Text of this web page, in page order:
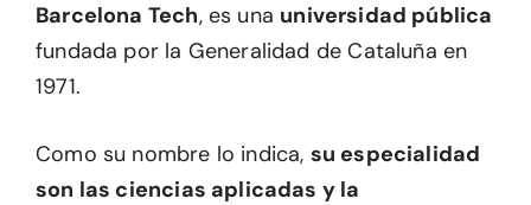
Barcelona Tech, es una universidad pública
fundada por la Generalidad de Cataluña en
1971.
Como su nombre lo indica, su especialidad
son las ciencias aplicadas y la